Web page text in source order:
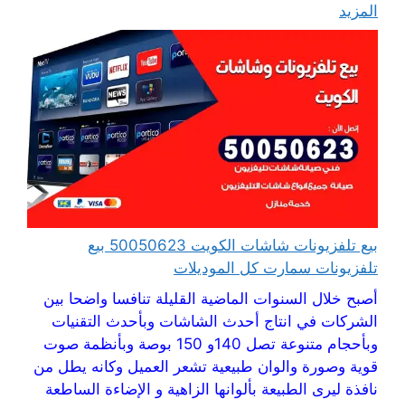
المزيد
بيع تلفزيونات شاشات الكويت 50050623 بيع
تلفزيونات سمارت كل الموديلات
أصبح خلال السنوات الماضية القليلة تنافسا واضحا بين
الشركات في انتاج أحدث الشاشات وبأحدث التقنيات
وبأحجام متنوعة تصل 140و 150 بوصة وبأنظمة صوت
قوية وصورة والوان طبيعية تشعر العميل وكانه يطل من
نافذة ليرى الطبيعة بألوانها الزاهية و الإضاءة الساطعة